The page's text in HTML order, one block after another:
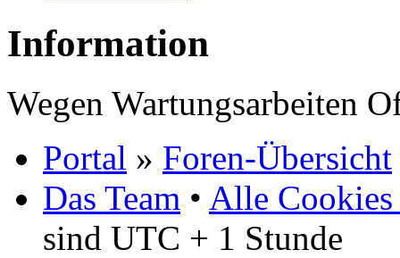
Information
Wegen Wartungsarbeiten
Portal » Foren-Übersicht
Das Team • Alle Cookies
sind UTC + 1 Stunde